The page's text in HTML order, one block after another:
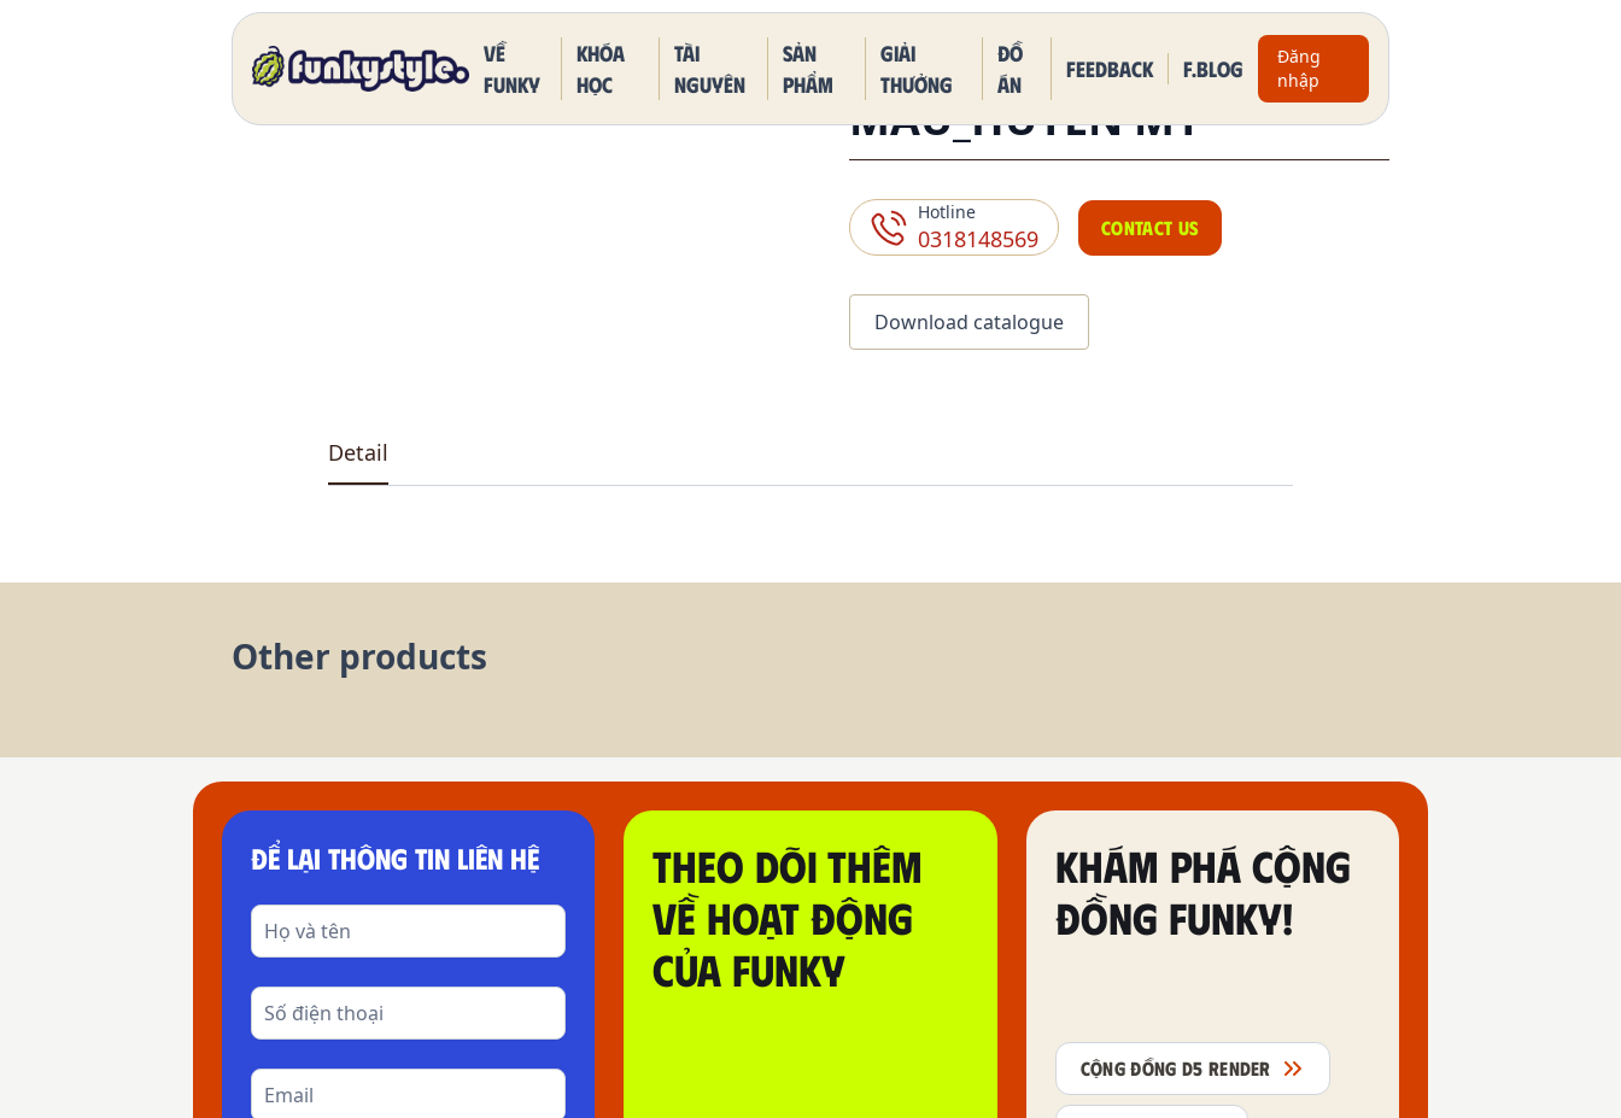
Về
funky
Khóa
học
Tài
nguyên
Sản
phẩm
Giải
thưởng
Đồ
án
Feedback F.BLOG
Đăng
nhập
Home Our Products DK 5011 One Piece Kaido Blue Dragon Form
MAU_HUYỀN MY
Hotline
0318148569 CONTACT US
Download catalogue
Detail
Other products
ĐỂ LẠI THÔNG TIN LIÊN HỆ
THEO DÕI THÊM
VỀ HOẠT ĐỘNG
CỦA FUNKY
KHÁM PHÁ CỘNG
ĐỒNG FUNKY!
CỘNG ĐỒNG D5 RENDER